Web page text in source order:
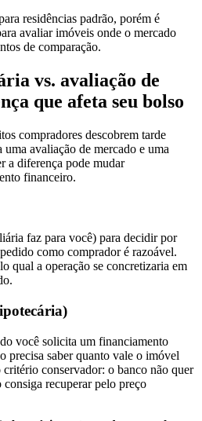
residências padrão, porém é
avaliar imóveis onde o mercado
de comparação.
vs. avaliação de
que afeta seu bolso
compradores descobrem tarde
uma avaliação de mercado e uma
a diferença pode mudar
financeiro.
faz para você) para decidir por
como comprador é razoável.
qual a operação se concretizaria em
você solicita um financiamento
precisa saber quanto vale o imóvel
critério conservador: o banco não quer
recuperar pelo preço